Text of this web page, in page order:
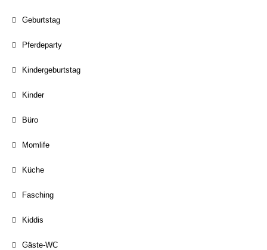
Geburtstag
Pferdeparty
Kindergeburtstag
Kinder
Büro
Momlife
Küche
Fasching
Kiddis
Gäste-WC